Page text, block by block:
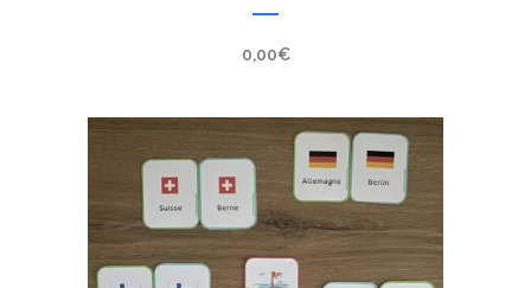
0,00€